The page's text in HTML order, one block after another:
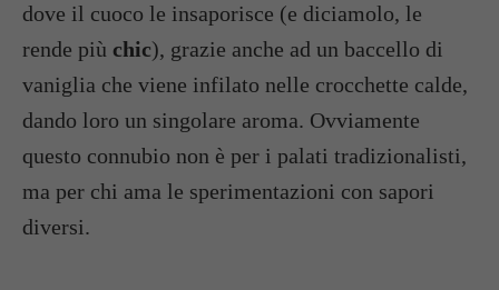
dove il cuoco le insaporisce (e diciamolo, le
rende più chic), grazie anche ad un baccello di
vaniglia che viene infilato nelle crocchette calde,
dando loro un singolare aroma. Ovviamente
questo connubio non è per i palati tradizionalisti,
ma per chi ama le sperimentazioni con sapori
diversi.